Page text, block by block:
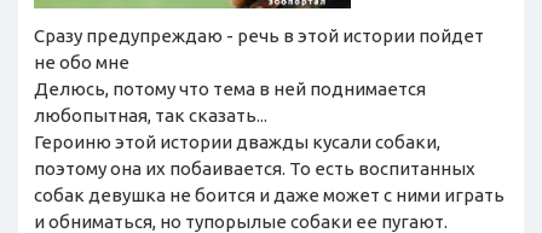
Сразу предупреждаю - речь в этой истории пойдет
не обо мне
Делюсь, потому что тема в ней поднимается
любопытная, так сказать...
Героиню этой истории дважды кусали собаки,
поэтому она их побаивается. То есть воспитанных
собак девушка не боится и даже может с ними играть
и обниматься, но тупорылые собаки ее пугают.